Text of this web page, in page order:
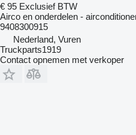
€ 95 Exclusief BTW
Airco en onderdelen -
9408300915
Nederland, Vuren
Truckparts1919
Contact opnemen met verkoper